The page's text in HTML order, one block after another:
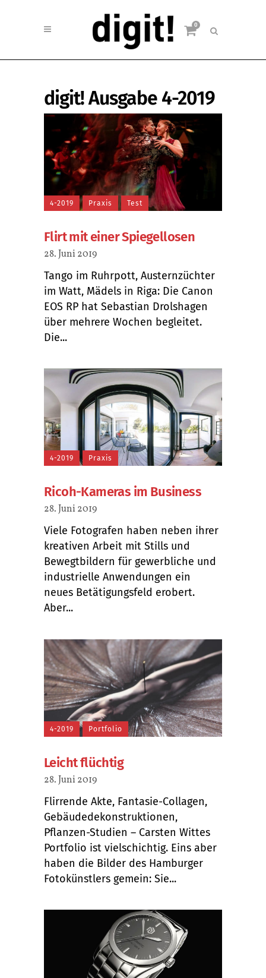
0
digit! Ausgabe 4-2019
4-2019 Praxis Test
Flirt mit einer Spiegellosen
28. Juni 2019
Tango im Ruhrpott, Austernzüchter
im Watt, Mädels in Riga: Die Canon
EOS RP hat Sebastian Drolshagen
über mehrere Wochen begleitet.
Die...
4-2019 Praxis
Ricoh-Kameras im Business
28. Juni 2019
Viele Fotografen haben neben ihrer
kreativen Arbeit mit Stills und
Bewegtbildern für gewerbliche und
industrielle Anwendungen ein
neues Betätigungsfeld erobert.
Aber...
4-2019 Portfolio
Leicht flüchtig
28. Juni 2019
Flirrende Akte, Fantasie-Collagen,
Gebäudedekonstruktionen,
Pflanzen-Studien – Carsten Wittes
Portfolio ist vielschichtig. Eins aber
haben die Bilder des Hamburger
Fotokünstlers gemein: Sie...